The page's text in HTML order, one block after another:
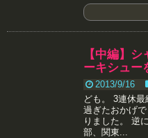
【中編】
ーキシュー
2013/9/16
ども。 3連休
過ぎたおかげ
りました。 逆
部、関東...